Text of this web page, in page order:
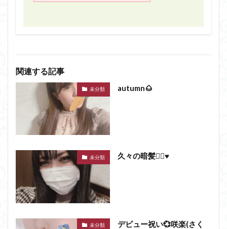
関連する記事
未分類 autumn🌰
未分類 久々の暗髪💇‍♀️♥️
未分類
デビュー祝い💞咲楽(さく